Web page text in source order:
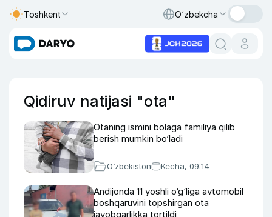
Toshkent O‘zbekcha
Qidiruv natijasi "ota"
Otaning ismini bolaga familiya qilib
berish mumkin bo‘ladi
O‘zbekiston Kecha, 09:14
Andijonda 11 yoshli o‘g‘liga avtomobil
boshqaruvini topshirgan ota
javobgarlikka tortildi